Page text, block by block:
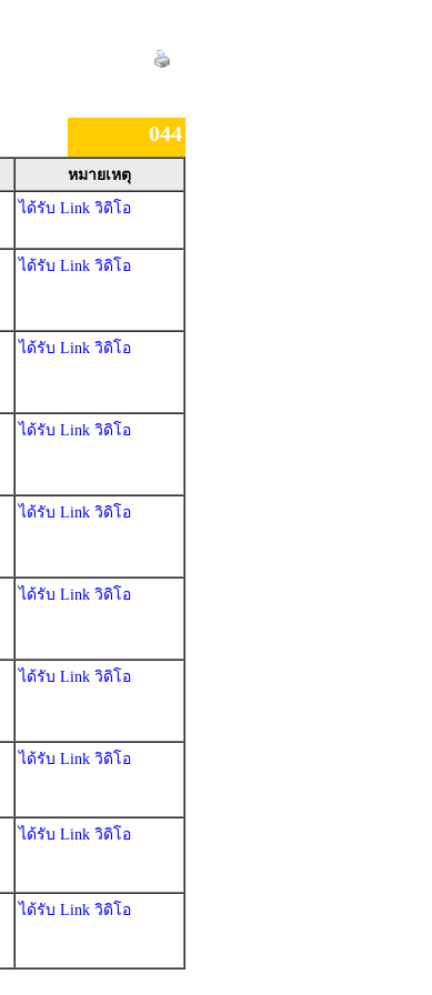
044
หมายเหตุ
ได้รับ Link วิดิโอ
ได้รับ Link วิดิโอ
ได้รับ Link วิดิโอ
ได้รับ Link วิดิโอ
ได้รับ Link วิดิโอ
ได้รับ Link วิดิโอ
ได้รับ Link วิดิโอ
ได้รับ Link วิดิโอ
ได้รับ Link วิดิโอ
ได้รับ Link วิดิโอ